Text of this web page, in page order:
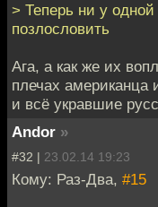
> Теперь ни у
позлословить
Ага, а как же их
плечах американца
и всё укравшие
Andor »
#32 | 23.02.14 19:23
Кому: Раз-Два, #15